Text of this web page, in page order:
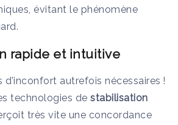
évitant le phénomène
rapide et intuitive
d’inconfort autrefois nécessaires !
technologies de stabilisation
très vite une concordance